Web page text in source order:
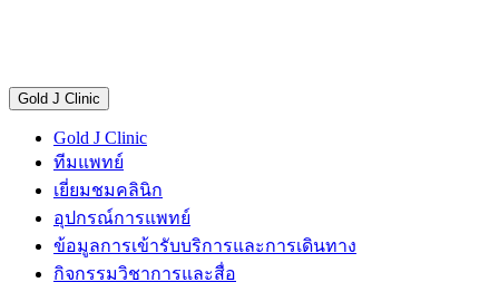
Gold J Clinic
Gold J Clinic
ทีมแพทย์
เยี่ยมชมคลินิก
อุปกรณ์การแพทย์
ข้อมูลการเข้ารับบริการและการเดินทาง
กิจกรรมวิชาการและสื่อ